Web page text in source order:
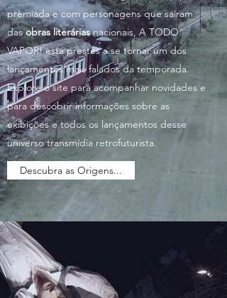
premiada e com personagens que saíram
dasobras literáriasnacionais, A TODO
VAPOR! está prestes a se tornar um dos
lançamentos mais falados da temporada.
Explore o site para acompanhar novidades e
para descobrir informações sobre as
exibições e todos os lançamentos desse
universo transmídia retrofuturista.
Descubra as Origens...